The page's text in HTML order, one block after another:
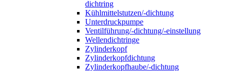
dichtring
Kühlmittelstutzen/-dichtung
Unterdruckpumpe
Ventilführung/-dichtung/-einstellung
Wellendichtringe
Zylinderkopf
Zylinderkopfdichtung
Zylinderkopfhaube/-dichtung